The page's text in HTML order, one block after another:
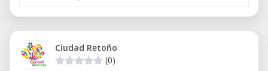
Ciudad Retoño
(0)